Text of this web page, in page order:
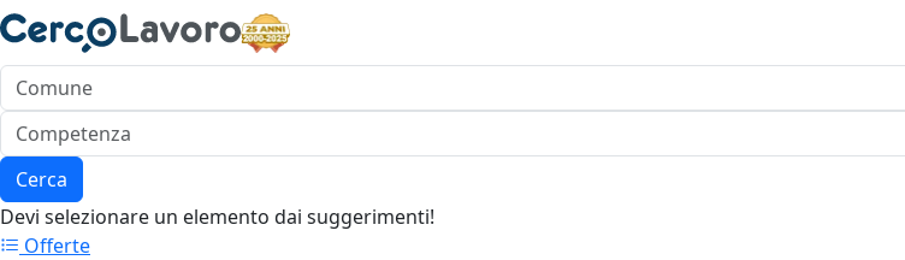
Cerca
Devi selezionare un elemento dai suggerimenti!
Offerte